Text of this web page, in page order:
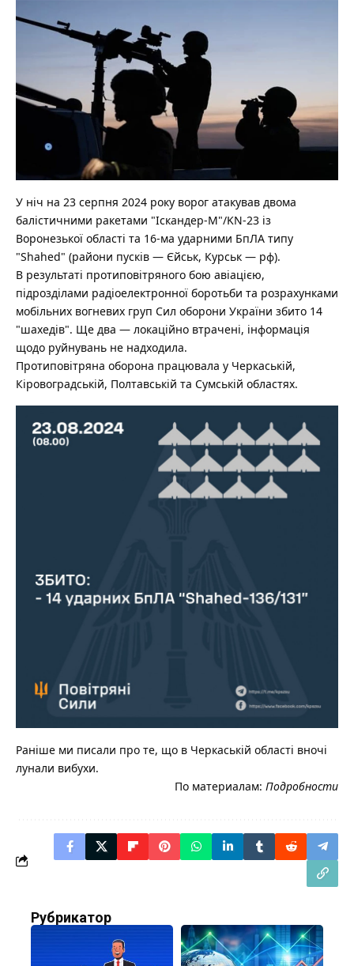
У ніч на 23 серпня 2024 року ворог атакував двома
балістичними ракетами "Іскандер-М"/KN-23 із
Воронезької області та 16-ма ударними БпЛА типу
"Shahed" (райони пусків — Єйськ, Курськ — рф).
В результаті протиповітряного бою авіацією,
підрозділами радіоелектронної боротьби та розрахунками
мобільних вогневих груп Сил оборони України збито 14
"шахедів". Ще два — локаційно втрачені, інформація
щодо руйнувань не надходила.
Протиповітряна оборона працювала у Черкаській,
Кіровоградській, Полтавській та Сумській областях.
Раніше ми писали про те, що в Черкаській області вночі
лунали вибухи.
По материалам: Подробности
Рубрикатор